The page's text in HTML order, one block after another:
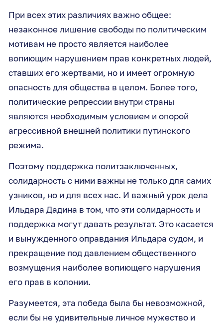
При всех этих различиях важно общее:
незаконное лишение свободы по политическим
мотивам не просто является наиболее
вопиющим нарушением прав конкретных людей,
ставших его жертвами, но и имеет огромную
опасность для общества в целом. Более того,
политические репрессии внутри страны
являются необходимым условием и опорой
агрессивной внешней политики путинского
режима.
Поэтому поддержка политзаключенных,
солидарность с ними важны не только для самих
узников, но и для всех нас. И важный урок дела
Ильдара Дадина в том, что эти солидарность и
поддержка могут давать результат. Это касается
и вынужденного оправдания Ильдара судом, и
прекращение под давлением общественного
возмущения наиболее вопиющего нарушения
его прав в колонии.
Разумеется, эта победа была бы невозможной,
если бы не удивительные личное мужество и